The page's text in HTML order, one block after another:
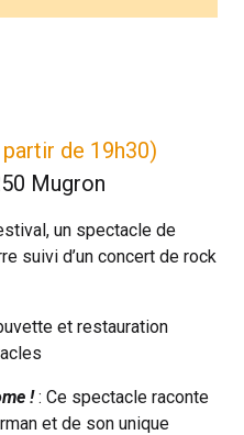
de 19h30)
Mugron
un spectacle de
suivi d’un concert de rock
et restauration
! : Ce spectacle raconte
et de son unique